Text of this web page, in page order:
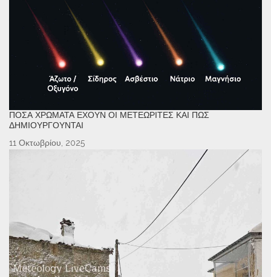
ΠΌΣΑ ΧΡΏΜΑΤΑ ΈΧΟΥΝ ΟΙ ΜΕΤΕΩΡΊΤΕΣ ΚΑΙ ΠΏΣ
ΔΗΜΙΟΥΡΓΟΎΝΤΑΙ
11 Οκτωβρίου, 2025